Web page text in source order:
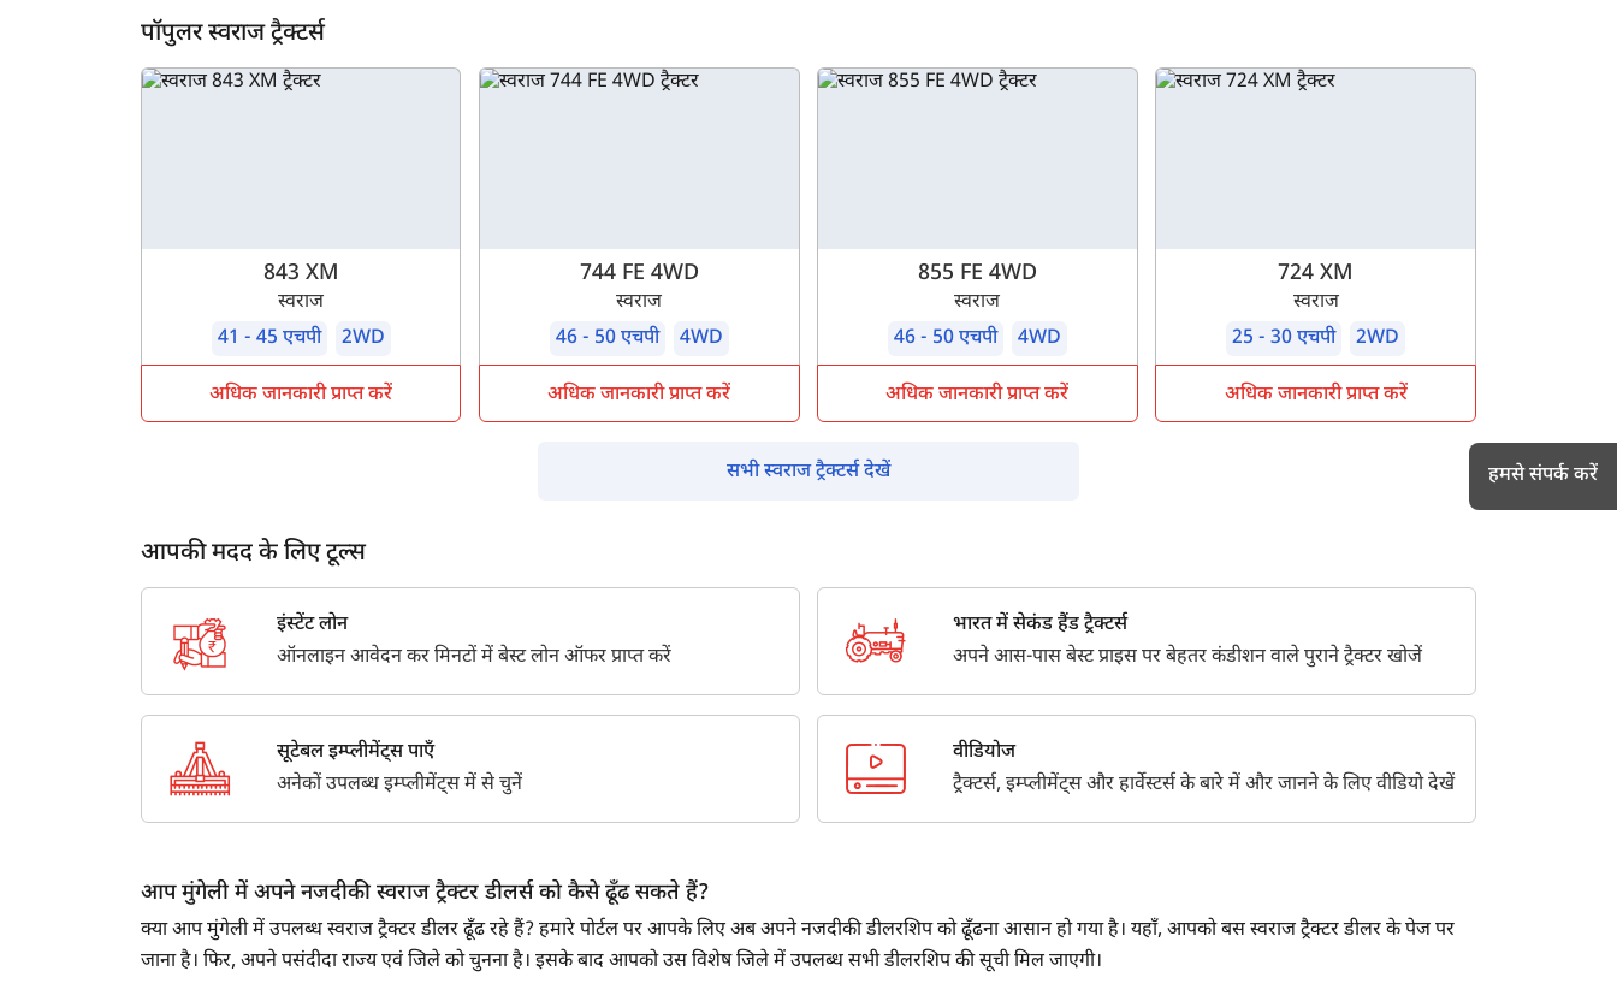
पॉपुलर स्वराज ट्रैक्टर्स
843 XM
स्वराज
41 - 45 एचपी
2WD
अधिक जानकारी प्राप्त करें
744 FE 4WD
स्वराज
46 - 50 एचपी
4WD
अधिक जानकारी प्राप्त करें
855 FE 4WD
स्वराज
46 - 50 एचपी
4WD
अधिक जानकारी प्राप्त करें
724 XM
स्वराज
25 - 30 एचपी
2WD
अधिक जानकारी प्राप्त करें
सभी स्वराज ट्रैक्टर्स देखें
आपकी मदद के लिए टूल्स
इंस्टेंट लोन
ऑनलाइन आवेदन कर मिनटों में बेस्ट लोन ऑफर प्राप्त करें
भारत में सेकंड हैंड ट्रैक्टर्स
अपने आस-पास बेस्ट प्राइस पर बेहतर कंडीशन वाले पुराने ट्रैक्टर खोजें
सूटेबल इम्प्लीमेंट्स पाएँ
अनेकों उपलब्ध इम्प्लीमेंट्स में से चुनें
वीडियोज
ट्रैक्टर्स, इम्प्लीमेंट्स और हार्वेस्टर्स के बारे में और जानने के लिए वीडियो देखें
आप मुंगेली में अपने नजदीकी स्वराज ट्रैक्टर डीलर्स को कैसे ढूँढ सकते हैं?
क्या आप मुंगेली में उपलब्ध स्वराज ट्रैक्टर डीलर ढूँढ रहे हैं? हमारे पोर्टल पर आपके लिए अब अपने नजदीकी डीलरशिप को ढूँढना आसान हो गया है। यहाँ, आपको बस स्वराज ट्रैक्टर डीलर के पेज पर
जाना है। फिर, अपने पसंदीदा राज्य एवं जिले को चुनना है। इसके बाद आपको उस विशेष जिले में उपलब्ध सभी डीलरशिप की सूची मिल जाएगी।
हमसे संपर्क करें
हम आपकी किस प्रकार सहायता कर सकते हैं?
मोबाइल नंबर दर्ज करें ओटीपी भेजें
ओटीपी दर्ज करें
Privacy Policy. I authorize TVS Credit Services to share my Personal Data with